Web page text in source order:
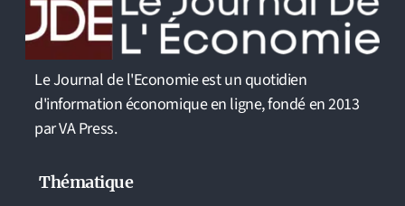
Le Journal de l'Economie est un quotidien
d'information économique en ligne, fondé en 2013
par VA Press.
Thématique